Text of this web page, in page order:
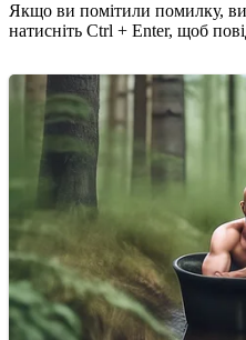
Якщо ви помітили помилку,
натисніть Ctrl + Enter, щоб